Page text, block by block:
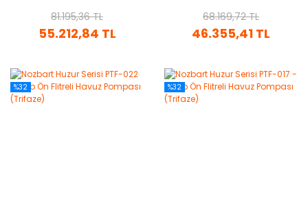
55.212,84 TL
81.195,36 TL
46.355,41 TL
68.169,72 TL
%32 %32